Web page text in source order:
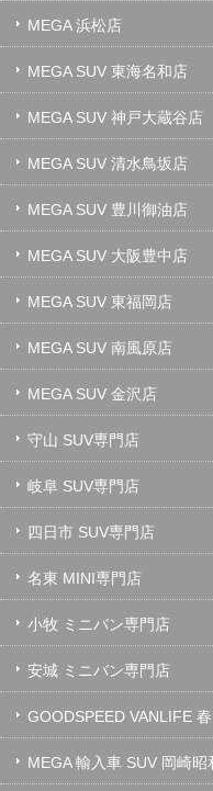
MEGA 浜松店
MEGA SUV 東海名和店
MEGA SUV 神戸大蔵谷店
MEGA SUV 清水鳥坂店
MEGA SUV 豊川御油店
MEGA SUV 大阪豊中店
MEGA SUV 東福岡店
MEGA SUV 南風原店
MEGA SUV 金沢店
守山 SUV専門店
岐阜 SUV専門店
四日市 SUV専門店
名東 MINI専門店
小牧 ミニバン専門店
安城 ミニバン専門店
GOODSPEED VANLIFE
MEGA 輸入車 SUV 岡崎昭